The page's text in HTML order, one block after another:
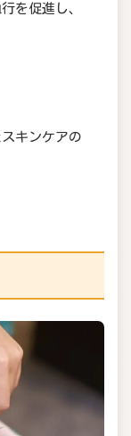
を促進し、
キンケアの